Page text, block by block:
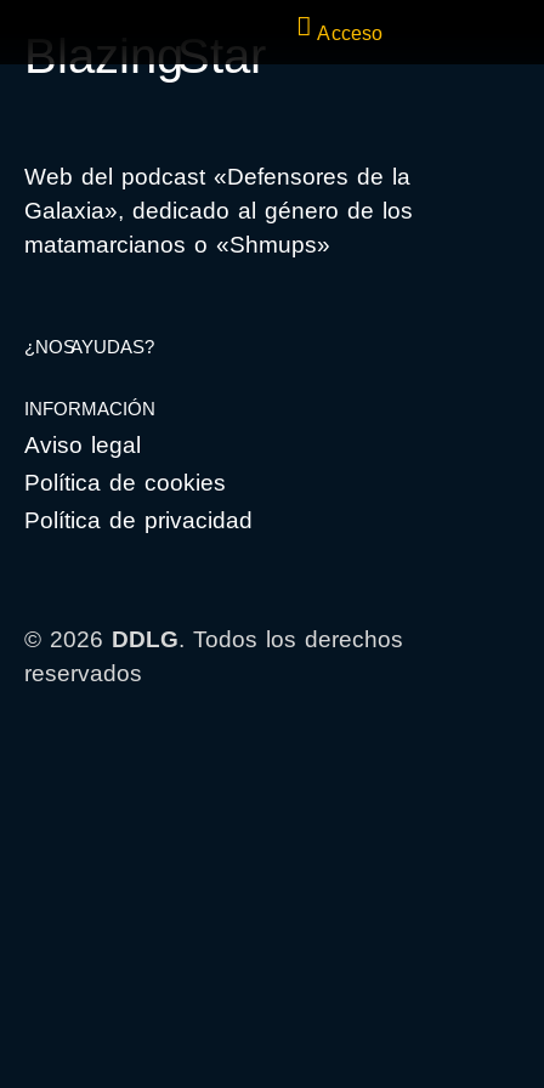
Acceso
Blazing Star
Web del podcast «Defensores de la
Galaxia», dedicado al género de los
matamarcianos o «Shmups»
¿NOS AYUDAS?
INFORMACIÓN
Aviso legal
Política de cookies
Política de privacidad
© 2026 DDLG. Todos los derechos
reservados